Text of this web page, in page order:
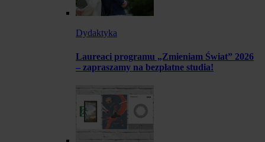
Dydaktyka
Laureaci programu „Zmieniam Świat” 2026
– zapraszamy na bezpłatne studia!